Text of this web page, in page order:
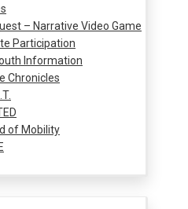
– Narrative Video Game
Participation
Information
Chronicles
of Mobility